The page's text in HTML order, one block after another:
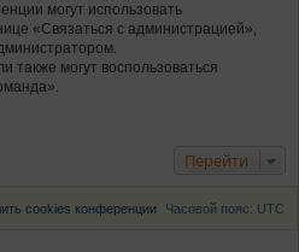
могут использовать
«Связаться с администрацией»,
также могут воспользоваться
Перейти
Часовой пояс: UTC
cookies конференции